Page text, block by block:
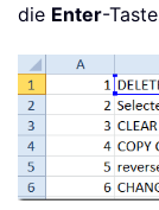
die Enter-